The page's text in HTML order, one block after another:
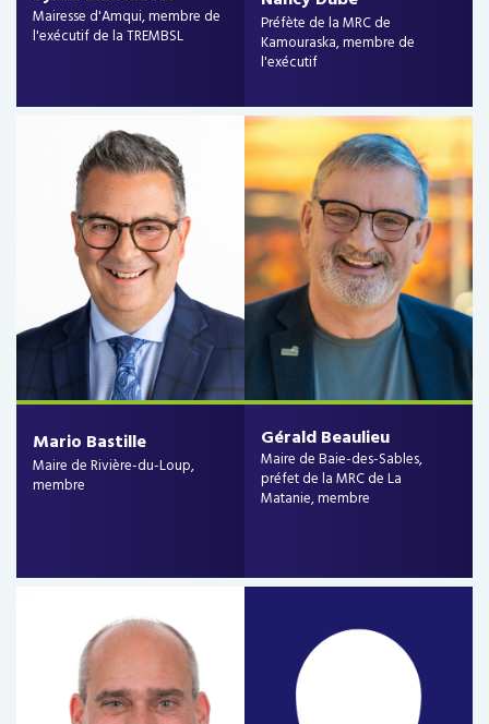
Mairesse d'Amqui, membre de
l'exécutif de la TREMBSL
Préfète de la MRC de
Kamouraska, membre de
l'exécutif
Mario Bastille
Maire de Rivière-du-Loup,
membre
Gérald Beaulieu
Maire de Baie-des-Sables,
préfet de la MRC de La
Matanie, membre